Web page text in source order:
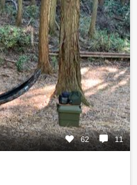
62 11